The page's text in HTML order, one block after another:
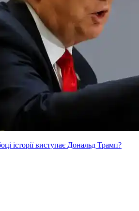
історії виступає Дональд Трамп?